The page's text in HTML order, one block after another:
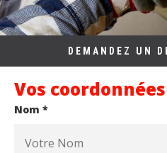
DEMANDEZ UN
Vos coordonnées
Nom *